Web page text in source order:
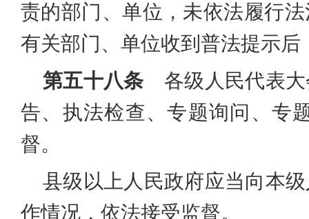
责的部门、单位，未依法履行
有关部门、单位收到普法提示
第五十八条 各级人民代表大
告、执法检查、专题询问、专
督。
县级以上人民政府应当向本
作情况，依法接受监督。